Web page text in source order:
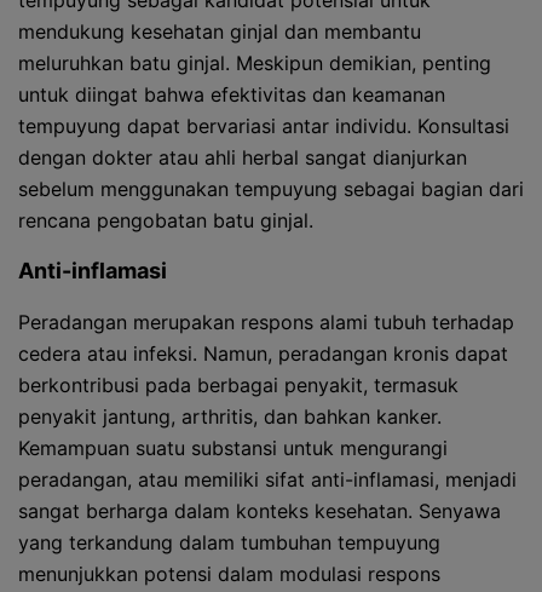
mendukung kesehatan ginjal dan membantu
meluruhkan batu ginjal. Meskipun demikian, penting
untuk diingat bahwa efektivitas dan keamanan
tempuyung dapat bervariasi antar individu. Konsultasi
dengan dokter atau ahli herbal sangat dianjurkan
sebelum menggunakan tempuyung sebagai bagian dari
rencana pengobatan batu ginjal.
Anti-inflamasi
Peradangan merupakan respons alami tubuh terhadap
cedera atau infeksi. Namun, peradangan kronis dapat
berkontribusi pada berbagai penyakit, termasuk
penyakit jantung, arthritis, dan bahkan kanker.
Kemampuan suatu substansi untuk mengurangi
peradangan, atau memiliki sifat anti-inflamasi, menjadi
sangat berharga dalam konteks kesehatan. Senyawa
yang terkandung dalam tumbuhan tempuyung
menunjukkan potensi dalam modulasi respons